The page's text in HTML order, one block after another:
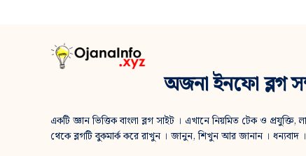
অজনা ইনফো ব্লগ
একটি জ্ঞান ভিত্তিক বাংলা ব্লগ সাইট । এখানে নিয়মিত টেক ও প্রযুক্তি,
থেকে ব্লগটি বুকমার্ক করে রাখুন । জানুন, শিখুন আর জানান । ধন্যবাদ ।